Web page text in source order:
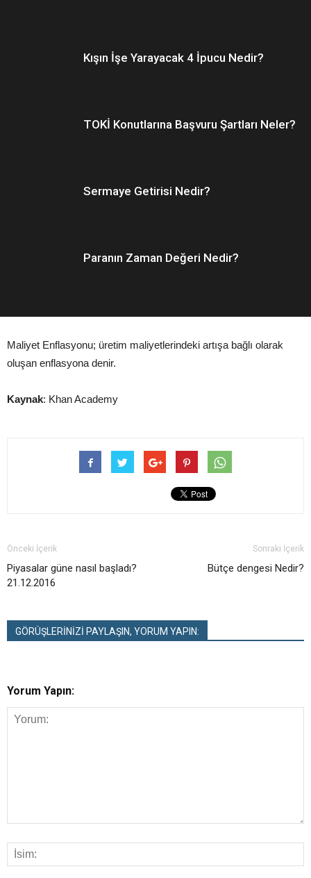
Kışın İşe Yarayacak 4 İpucu Nedir?
TOKİ Konutlarına Başvuru Şartları Neler?
Sermaye Getirisi Nedir?
Paranın Zaman Değeri Nedir?
Maliyet Enflasyonu; üretim maliyetlerindeki artışa bağlı olarak
oluşan enflasyona denir.
Kaynak: Khan Academy
Önceki İçerik
Piyasalar güne nasıl başladı?
21.12.2016
Sonraki İçerik
Bütçe dengesi Nedir?
GÖRÜŞLERİNİZİ PAYLAŞIN, YORUM YAPIN:
Yorum Yapın: